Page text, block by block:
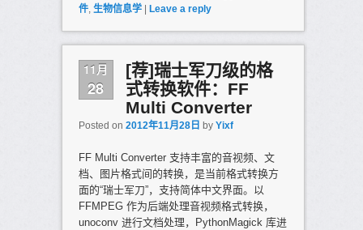
件, 生物信息学 Leave a reply
11月
28
[荐]瑞士军刀级的格
式转换软件：FF
Multi Converter
Posted on 2012年11月28日 by Yixf
FF Multi Converter 支持丰富的音视频、文
档、图片格式间的转换，是当前格式转换方
面的“瑞士军刀”，支持简体中文界面。以
FFMPEG 作为后端处理音视频格式转换，
unoconv 进行文档处理，PythonMagick 库进